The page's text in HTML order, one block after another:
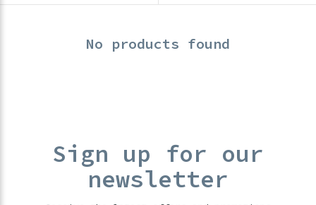
No products found
Sign up for our
newsletter